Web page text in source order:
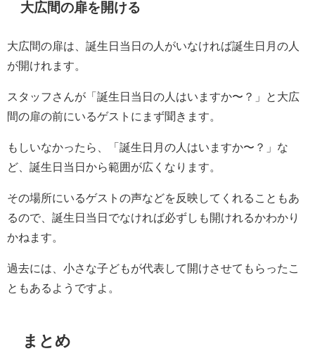
大広間の扉を開ける
大広間の扉は、誕生日当日の人がいなければ誕生日月の人
が開けれます。
スタッフさんが「誕生日当日の人はいますか〜？」と大広
間の扉の前にいるゲストにまず聞きます。
もしいなかったら、「誕生日月の人はいますか〜？」な
ど、誕生日当日から範囲が広くなります。
その場所にいるゲストの声などを反映してくれることもあ
るので、誕生日当日でなければ必ずしも開けれるかわかり
かねます。
過去には、小さな子どもが代表して開けさせてもらったこ
ともあるようですよ。
まとめ